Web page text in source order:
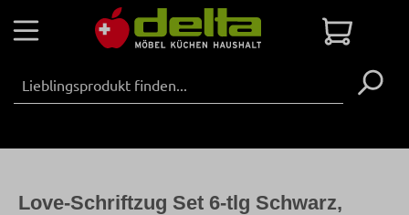
Zum Hauptinhalt springen
Love-Schriftzug Set 6-tlg Schwarz,